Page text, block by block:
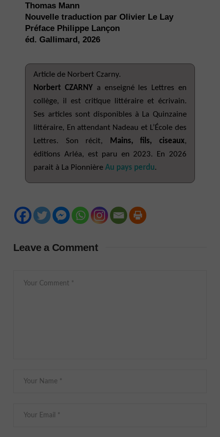
Thomas Mann
Nouvelle traduction par Olivier Le Lay
Préface Philippe Lançon
éd. Gallimard, 2026
Article de Norbert Czarny.
Norbert CZARNY a enseigné les Lettres en
collège, il est critique littéraire et écrivain.
Ses articles sont disponibles à La Quinzaine
littéraire, En attendant Nadeau et L’École des
Lettres. Son récit,
Mains, fils, ciseaux,
éditions Arléa, est paru en 2023. En 2026
parait à La PionnièreAu pays perdu.
Leave a Comment